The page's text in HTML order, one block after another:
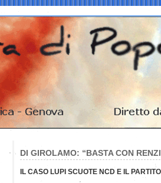
DI GIROLAMO: “BASTA CON
IL CASO LUPI SCUOTE NCD E IL